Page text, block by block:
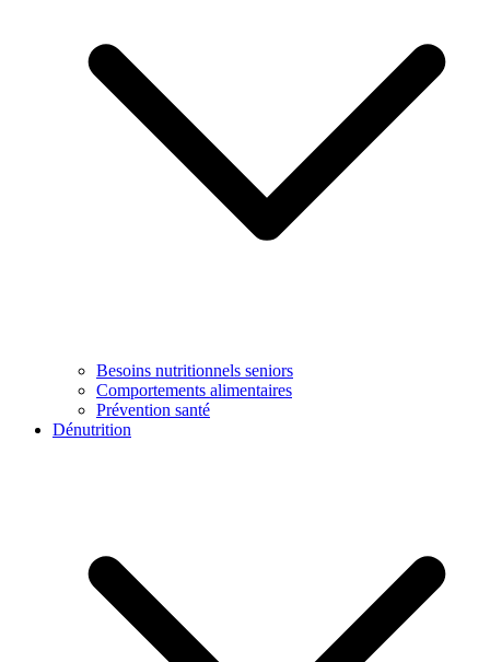
Besoins nutritionnels seniors
Comportements alimentaires
Prévention santé
Dénutrition